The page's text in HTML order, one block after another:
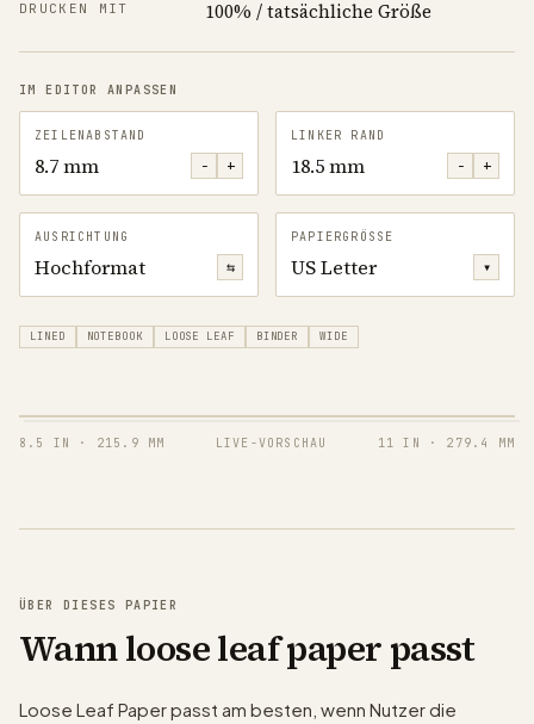
DRUCKEN MIT 100% / tatsächliche Größe
IM EDITOR ANPASSEN
ZEILENABSTAND
8.7 mm − +
LINKER RAND
18.5 mm − +
AUSRICHTUNG
Hochformat ⇆
PAPIERGRÖSSE
US Letter ▾
LINED NOTEBOOK LOOSE LEAF BINDER WIDE
8.5 IN · 215.9 MM LIVE-VORSCHAU 11 IN · 279.4 MM
ÜBER DIESES PAPIER
Wann loose leaf paper passt
Loose Leaf Paper passt am besten, wenn Nutzer die